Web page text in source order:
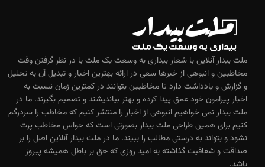
ملت بیدار آنلاین با شعار بیداری به وسعت یک ملت با در نظر گرفتن وقت
مخاطبین و انبوهی از خبرها سعی در ارائه بهترین اخبار و تبدیل آن به تحلیل
و گزارش و یادداشت دارد تا مخاطبین بتوانند در کمترین زمان نسبت به
اخبار پیرامون خود عمق پیدا کرده و بهتر بیاندیشند و تصمیم بگیرند. ما در
ملت بیدار نمی خواهیم انبوهی از اخبار را منتشر کنیم که مخاطب را سردرگم
کنیم برای همین طراحی ملت بیدار بصورتی است که حواس مخاطب پرت
نشود و بتواند به درستی مطالب را ببیند. ما در ملت بیدار آنلاین اصل را بر
صداقت و شفافیت گذاشته به امید روزی که حق بر باطل همیشه پیروز